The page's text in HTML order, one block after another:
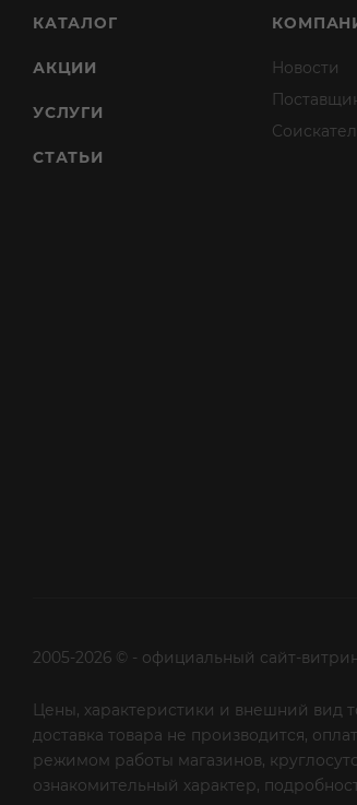
КАТАЛОГ
АКЦИИ
УСЛУГИ
СТАТЬИ
Новости
2005-2026 © - официальный сайт-
Цены, характеристики и внешний вид
доставка товара не производится,
режимом работы магазинов,
ознакомительный характер,